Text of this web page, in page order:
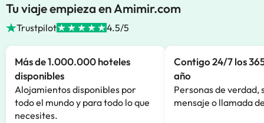
Tu viaje empieza en Amimir.com
Trustpilot 4.5/5
Más de 1.000.000 hoteles
disponibles
Alojamientos disponibles por
todo el mundo y para todo lo que
necesites.
Contigo 24/7 los
año
Personas de verdad,
mensaje o llamada